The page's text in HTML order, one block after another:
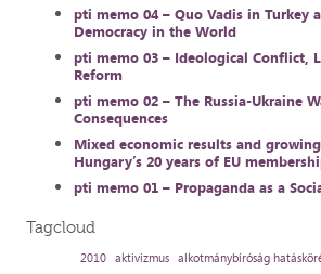
pti memo 04 – Quo Vadis in Turkey
Democracy in the World
pti memo 03 – Ideological Conflict,
Reform
pti memo 02 – The Russia-Ukraine
Consequences
Mixed economic results and
Hungary’s 20 years of EU
pti memo 01 – Propaganda as a
Tagcloud
2010 aktivizmus alkotmánybíróság